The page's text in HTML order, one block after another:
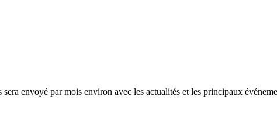
envoyé par mois environ avec les actualités et les principaux